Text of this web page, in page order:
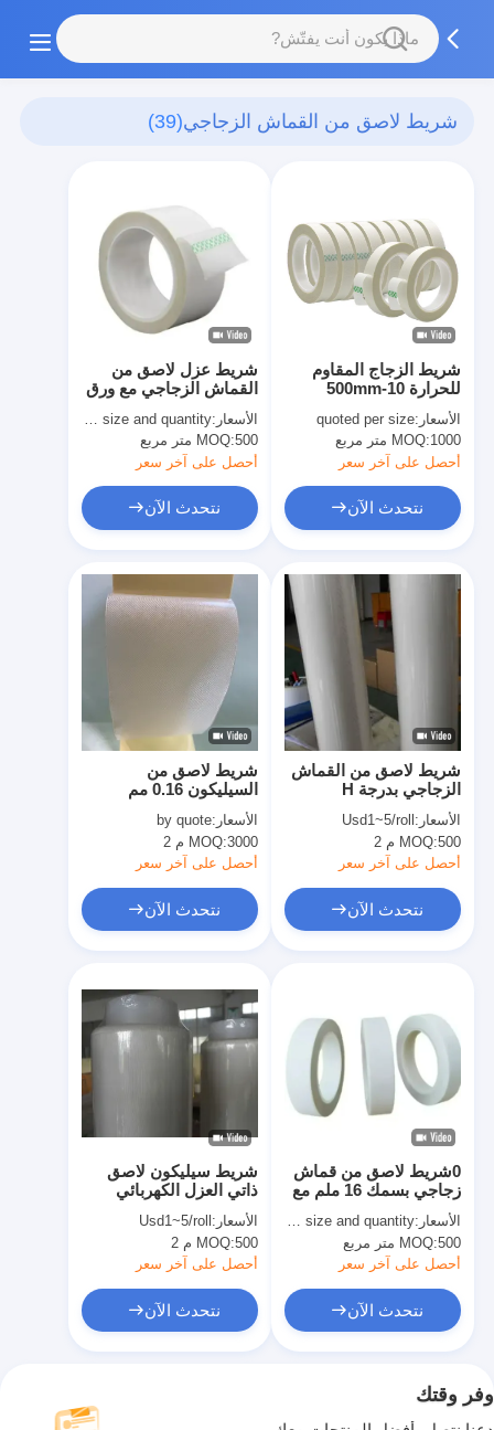
شريط لاصق من القماش الزجاجي(39)
شريط عزل لاصق من
القماش الزجاجي مع ورق
تحرير سيليكون
الأسعار:quoted as per size and quantity
MOQ:500 متر مربع
أحصل على آخر سعر
نتحدث الآن
شريط الزجاج المقاوم
للحرارة 10-500mm
الأسعار:quoted per size
MOQ:1000 متر مربع
أحصل على آخر سعر
نتحدث الآن
شريط لاصق من
السيليكون 0.16 مم
الأسعار:by quote
MOQ:3000 م 2
أحصل على آخر سعر
نتحدث الآن
شريط لاصق من القماش
الزجاجي بدرجة H
الأسعار: Usd1~5/roll
MOQ:500 م 2
أحصل على آخر سعر
نتحدث الآن
شريط سيليكون لاصق
ذاتي العزل الكهربائي
الأسعار: Usd1~5/roll
MOQ:500 م 2
أحصل على آخر سعر
نتحدث الآن
0شريط لاصق من قماش
زجاجي بسمك 16 ملم مع
ورق إطلاق
الأسعار:quoted as per size and quantity
MOQ:500 متر مربع
أحصل على آخر سعر
نتحدث الآن
وفر وقتك